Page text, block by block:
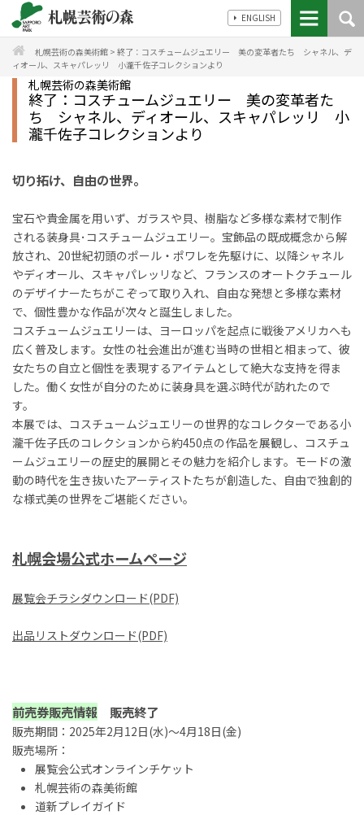
ENGLISH
札幌芸術の森美術館 > 終了：コスチュームジュエリー 美の変革者たち シャネル、デ
ィオール、スキャパレッリ 小瀧千佐子コレクションより
札幌芸術の森美術館
終了：コスチュームジュエリー 美の変革者た
ち シャネル、ディオール、スキャパレッリ 小
瀧千佐子コレクションより
切り拓け、自由の世界。
宝石や貴金属を用いず、ガラスや貝、樹脂など多様な素材で制作
される装身具･コスチュームジュエリー。宝飾品の既成概念から解
放され、 20世紀初頭のポール・ポワレを先駆けに、以降シャネル
やディオール、スキャパレッリなど、フランスのオートクチュール
のデザイナーたちがこぞって取り入れ、自由な発想と多様な素材
で、個性豊かな作品が次々と誕生しました。
コスチュームジュエリーは、ヨーロッパを起点に戦後アメリカへも
広く普及します。女性の社会進出が進む当時の世相と相まって、彼
女たちの自立と個性を表現するアイテムとして絶大な支持を得ま
した。働く女性が自分のために装身具を選ぶ時代が訪れたので
す。
本展では、コスチュームジュエリーの世界的なコレクターである小
瀧千佐子氏のコレクションから約450点の作品を展観し、コスチュ
ームジュエリーの歴史的展開とその魅力を紹介します。モードの激
動の時代を生き抜いたアーティストたちが創造した、自由で独創的
な様式美の世界をご堪能ください。
札幌会場公式ホームページ
展覧会チラシダウンロード(PDF)
出品リストダウンロード(PDF)
前売券販売情報 販売終了
販売期間：2025年2月12日(水)～4月18日(金)
販売場所：
展覧会公式オンラインチケット
札幌芸術の森美術館
道新プレイガイド